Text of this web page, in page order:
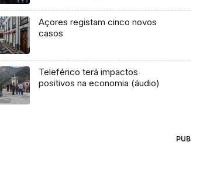
Açores registam cinco novos
casos
Teleférico terá impactos
positivos na economia (áudio)
PUB